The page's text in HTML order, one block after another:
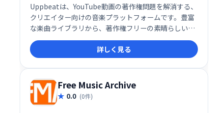
Uppbeatは、YouTube動画の著作権問題を解消する、
クリエイター向けの音楽プラットフォームです。豊富
な楽曲ライブラリから、著作権フリーの素晴らしい音
楽を無料で探し、ダウンロードできます。Spotifyのよ
うな使いやすさで、動画制作をスムーズに進めましょ
う！
詳しく見る
Free Music Archive
0.0 (0件)